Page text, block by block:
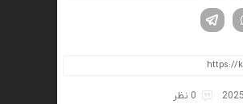
لینکدین
0 نظر